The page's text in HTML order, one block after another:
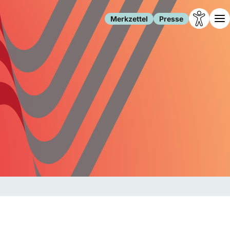
Merkzettel Presse
Leben
Familie
Freizeit
Gesundheit
Internet
Gesellschaft
Forschung
Migration
Polizei